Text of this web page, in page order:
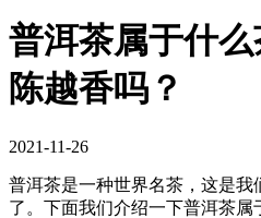
普洱茶属于什
陈越香吗？
2021-11-26
普洱茶是一种世界名茶，这是
了。下面我们介绍一下普洱茶